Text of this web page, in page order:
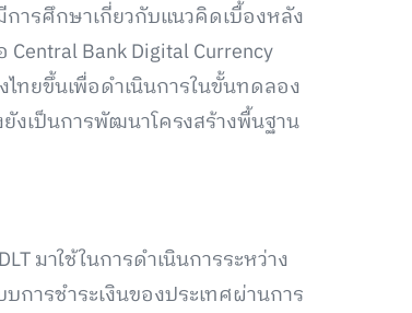
ารศึกษาเกี่ยวกับแนวคิดเบื้องหลัง
Bank Digital Currency
ไทยขึ้นเพื่อดำเนินการในขั้นทดลอง
งเป็นการพัฒนาโครงสร้างพื้นฐาน
มาใช้ในการดำเนินการระหว่าง
การชำระเงินของประเทศผ่านการ